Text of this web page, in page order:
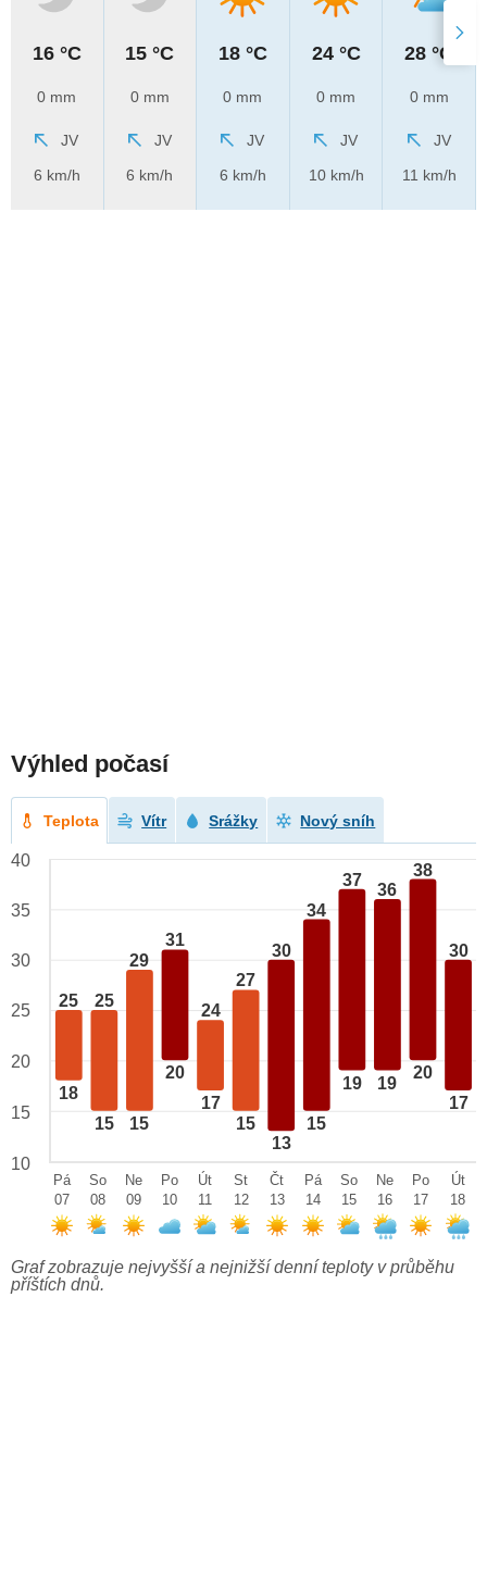
16 °C
0 mm
JV
6 km/h
15 °C
0 mm
JV
6 km/h
18 °C
0 mm
JV
6 km/h
24 °C
0 mm
JV
10 km/h
28 °C
0 mm
JV
11 km/h
Výhled počasí
Teplota Vítr Srážky Nový sníh
25
18
25
15
29
15
31
20
24
17
27
15
30
13
34
15
37
19
36
19
38
20
30
17
40
35
30
25
20
15
10
Pá
07
So
08
Ne
09
Po
10
Út
11
St
12
Čt
13
Pá
14
So
15
Ne
16
Po
17
Út
18
Graf zobrazuje nejvyšší a nejnižší denní teploty v průběhu
příštích dnů.